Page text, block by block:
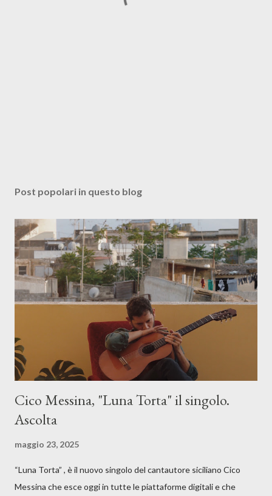
Post popolari in questo blog
Cico Messina, "Luna Torta" il singolo.
Ascolta
maggio 23, 2025
“Luna Torta” , è il nuovo singolo del cantautore siciliano Cico
Messina che esce oggi in tutte le piattaforme digitali e che